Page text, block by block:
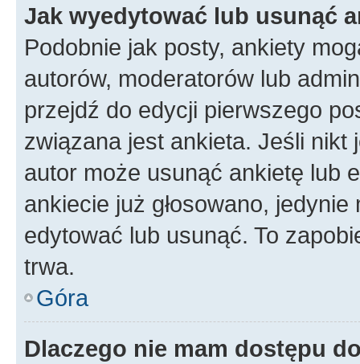
Jak wyedytować lub usunąć
Podobnie jak posty, ankiety
autorów, moderatorów lub
przejdź do edycji pierwszego
związana jest ankieta. Jeśli nikt
autor może usunąć ankietę lub
ankiecie już głosowano,
edytować lub usunąć. To
trwa.
Góra
Dlaczego nie mam dostępu